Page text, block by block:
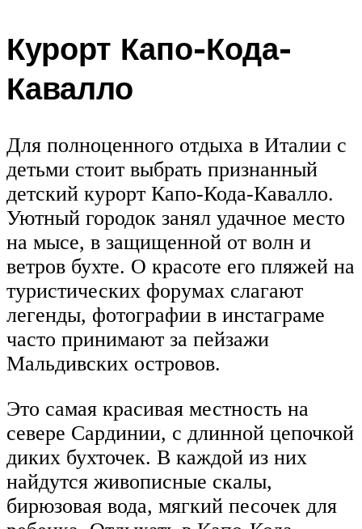
Курорт Капо-Кода-
Кавалло
Для полноценного отдыха в Италии с
детьми стоит выбрать признанный
детский курорт Капо-Кода-Кавалло.
Уютный городок занял удачное место
на мысе, в защищенной от волн и
ветров бухте. О красоте его пляжей на
туристических форумах слагают
легенды, фотографии в инстаграме
часто принимают за пейзажи
Мальдивских островов.
Это самая красивая местность на
севере Сардинии, с длинной цепочкой
диких бухточек. В каждой из них
найдутся живописные скалы,
бирюзовая вода, мягкий песочек для